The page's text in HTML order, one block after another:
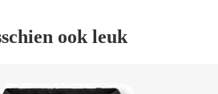
ook leuk